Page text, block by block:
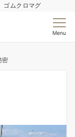
ゴムクロマグ
Menu
密